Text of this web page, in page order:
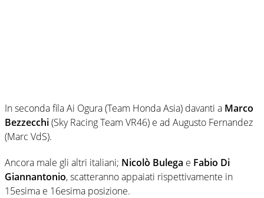
In seconda fila Ai Ogura (Team Honda Asia) davanti a Marco
Bezzecchi(Sky Racing Team VR46) e ad Augusto Fernandez
(Marc VdS).
Ancora male gli altri italiani; Nicolò Bulega e Fabio Di
Giannantonio, scatteranno appaiati rispettivamente in
15esima e 16esima posizione.